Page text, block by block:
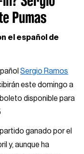
Pumas
el español de
Sergio Ramos
este domingo a
disponible para
ganado por el
y, aunque ha